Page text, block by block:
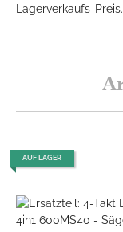
Lagerverkaufs-
AUF LAGER